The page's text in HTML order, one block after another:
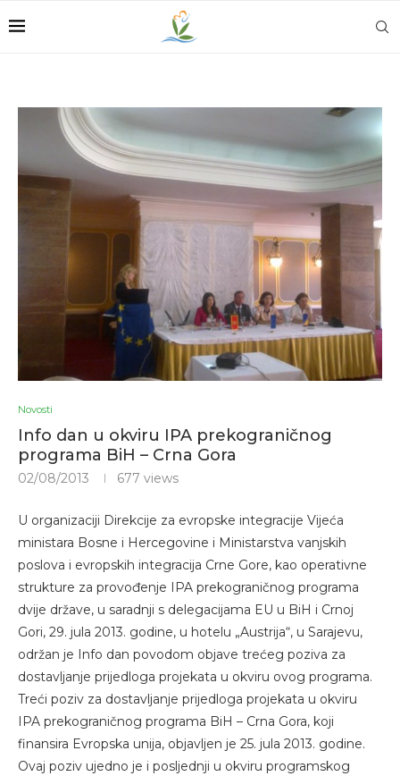
Novosti
Info dan u okviru IPA prekograničnog
programa BiH – Crna Gora
02/08/2013 677 views
U organizaciji Direkcije za evropske integracije Vijeća
ministara Bosne i Hercegovine i Ministarstva vanjskih
poslova i evropskih integracija Crne Gore, kao operativne
strukture za provođenje IPA prekograničnog programa
dvije države, u saradnji s delegacijama EU u BiH i Crnoj
Gori, 29. jula 2013. godine, u hotelu „Austrija“, u Sarajevu,
održan je Info dan povodom objave trećeg poziva za
dostavljanje prijedloga projekata u okviru ovog programa.
Treći poziv za dostavljanje prijedloga projekata u okviru
IPA prekograničnog programa BiH – Crna Gora, koji
finansira Evropska unija, objavljen je 25. jula 2013. godine.
Ovaj poziv ujedno je i posljednji u okviru programskog